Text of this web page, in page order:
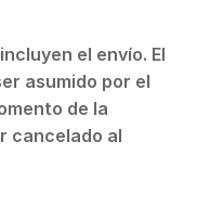
el envío. El
asumido por el
de la
cancelado al